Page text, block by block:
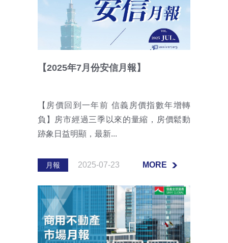
【2025年7月份安信月報】
【房價回到一年前 信義房價指數年增轉
負】房市經過三季以來的量縮，房價鬆動
跡象日益明顯，最新...
月報 2025-07-23 MORE
MORE